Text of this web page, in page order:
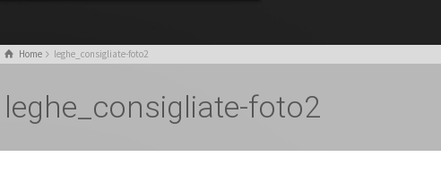
Home leghe_consigliate-foto2
leghe_consigliate-foto2